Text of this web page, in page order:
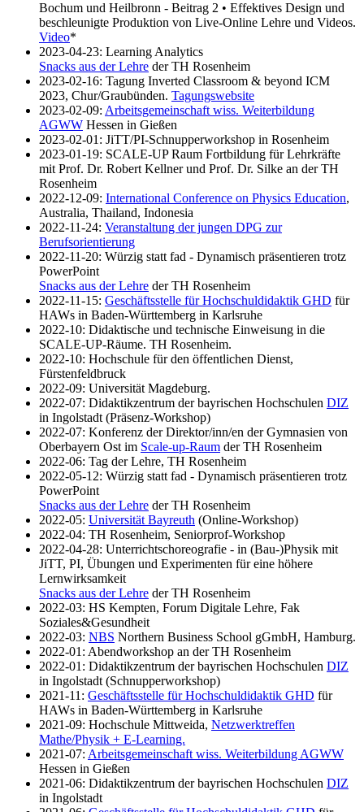
Bochum und Heilbronn - Beitrag 2 • Effektives Design und
beschleunigte Produktion von Live-Online Lehre und Videos.
Video*
2023-04-23: Learning Analytics
Snacks aus der Lehre der TH Rosenheim
2023-02-16: Tagung Inverted Classroom & beyond ICM
2023, Chur/Graubünden. Tagungswebsite
2023-02-09: Arbeitsgemeinschaft wiss. Weiterbildung
AGWW Hessen in Gießen
2023-02-01: JiTT/PI-Schnupperworkshop in Rosenheim
2023-01-19: SCALE-UP Raum Fortbildung für Lehrkräfte
mit Prof. Dr. Robert Kellner und Prof. Dr. Silke an der TH
Rosenheim
2022-12-09: International Conference on Physics Education,
Australia, Thailand, Indonesia
2022-11-24: Veranstaltung der jungen DPG zur
Berufsorientierung
2022-11-20: Würzig statt fad - Dynamisch präsentieren trotz
PowerPoint
Snacks aus der Lehre der TH Rosenheim
2022-11-15: Geschäftsstelle für Hochschuldidaktik GHD für
HAWs in Baden-Württemberg in Karlsruhe
2022-10: Didaktische und technische Einweisung in die
SCALE-UP-Räume. TH Rosenheim.
2022-10: Hochschule für den öffentlichen Dienst,
Fürstenfeldbruck
2022-09: Universität Magdeburg.
2022-07: Didaktikzentrum der bayrischen Hochschulen DIZ
in Ingolstadt (Präsenz-Workshop)
2022-07: Konferenz der Direktor/inn/en der Gymnasien von
Oberbayern Ost im Scale-up-Raum der TH Rosenheim
2022-06: Tag der Lehre, TH Rosenheim
2022-05-12: Würzig statt fad - Dynamisch präsentieren trotz
PowerPoint
Snacks aus der Lehre der TH Rosenheim
2022-05: Universität Bayreuth (Online-Workshop)
2022-04: TH Rosenheim, Seniorprof-Workshop
2022-04-28: Unterrichtschoreografie - in (Bau-)Physik mit
JiTT, PI, Übungen und Experimenten für eine höhere
Lernwirksamkeit
Snacks aus der Lehre der TH Rosenheim
2022-03: HS Kempten, Forum Digitale Lehre, Fak
Soziales&Gesundheit
2022-03: NBS Northern Business School gGmbH, Hamburg.
2022-01: Abendworkshop an der TH Rosenheim
2022-01: Didaktikzentrum der bayrischen Hochschulen DIZ
in Ingolstadt (Schnupperworkshop)
2021-11: Geschäftsstelle für Hochschuldidaktik GHD für
HAWs in Baden-Württemberg in Karlsruhe
2021-09: Hochschule Mittweida, Netzwerktreffen
Mathe/Physik + E-Learning.
2021-07: Arbeitsgemeinschaft wiss. Weiterbildung AGWW
Hessen in Gießen
2021-06: Didaktikzentrum der bayrischen Hochschulen DIZ
in Ingolstadt